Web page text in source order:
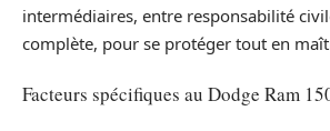
intermédiaires, entre responsabilité
complète, pour se protéger tout en
Facteurs spécifiques au Dodge Ram